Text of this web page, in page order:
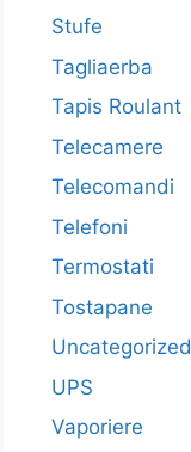
Stufe
Tagliaerba
Tapis Roulant
Telecamere
Telecomandi
Telefoni
Termostati
Tostapane
Uncategorized
UPS
Vaporiere